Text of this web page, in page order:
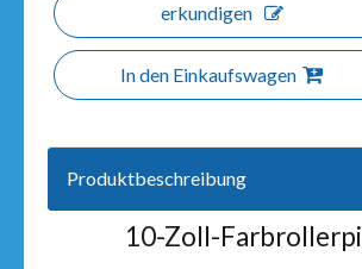
erkundigen
In den Einkaufswagen
Produktbeschreibung
10-Zoll-